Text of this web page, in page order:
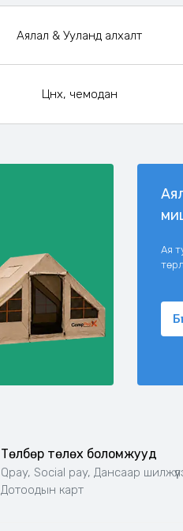
Аялал & Ууланд алхалт
Цүнх, чемодан
Ая
Төлбөр төлөх боломжууд
Qpay, Social pay, Дансаар
Дотоодын карт